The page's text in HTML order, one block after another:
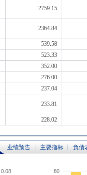
2759.15
2364.84
539.58
523.33
352.00
276.00
237.04
233.81
228.02
业绩预告 主要指标 负债